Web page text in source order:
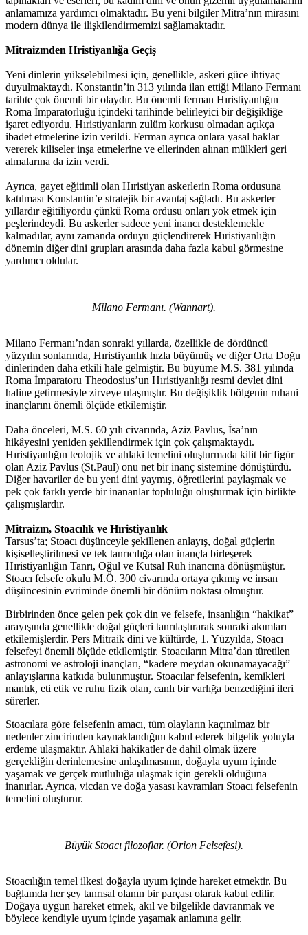
anlamamıza yardımcı olmaktadır. Bu yeni bilgiler Mitra’nın mirasını
modern dünya ile ilişkilendirmemizi sağlamaktadır.
Mitraizmden Hristiyanlığa Geçiş
Yeni dinlerin yükselebilmesi için, genellikle, askeri güce ihtiyaç
duyulmaktaydı. Konstantin’in 313 yılında ilan ettiği Milano Fermanı
tarihte çok önemli bir olaydır. Bu önemli ferman Hıristiyanlığın
Roma İmparatorluğu içindeki tarihinde belirleyici bir değişikliğe
işaret ediyordu. Hıristiyanların zulüm korkusu olmadan açıkça
ibadet etmelerine izin verildi. Ferman ayrıca onlara yasal haklar
vererek kiliseler inşa etmelerine ve ellerinden alınan mülkleri geri
almalarına da izin verdi.
Ayrıca, gayet eğitimli olan Hıristiyan askerlerin Roma ordusuna
katılması Konstantin’e stratejik bir avantaj sağladı. Bu askerler
yıllardır eğitiliyordu çünkü Roma ordusu onları yok etmek için
peşlerindeydi. Bu askerler sadece yeni inancı desteklemekle
kalmadılar, aynı zamanda orduyu güçlendirerek Hıristiyanlığın
dönemin diğer dini grupları arasında daha fazla kabul görmesine
yardımcı oldular.
Milano Fermanı. (Wannart).
Milano Fermanı’ndan sonraki yıllarda, özellikle de dördüncü
yüzyılın sonlarında, Hıristiyanlık hızla büyümüş ve diğer Orta Doğu
dinlerinden daha etkili hale gelmiştir. Bu büyüme M.S. 381 yılında
Roma İmparatoru Theodosius’un Hıristiyanlığı resmi devlet dini
haline getirmesiyle zirveye ulaşmıştır. Bu değişiklik bölgenin ruhani
inançlarını önemli ölçüde etkilemiştir.
Daha önceleri, M.S. 60 yılı civarında, Aziz Pavlus, İsa’nın
hikâyesini yeniden şekillendirmek için çok çalışmaktaydı.
Hıristiyanlığın teolojik ve ahlaki temelini oluşturmada kilit bir figür
olan Aziz Pavlus (St.Paul) onu net bir inanç sistemine dönüştürdü.
Diğer havariler de bu yeni dini yaymış, öğretilerini paylaşmak ve
pek çok farklı yerde bir inananlar topluluğu oluşturmak için birlikte
çalışmışlardır.
Mitraizm, Stoacılık ve Hıristiyanlık
Tarsus’ta; Stoacı düşünceyle şekillenen anlayış, doğal güçlerin
kişiselleştirilmesi ve tek tanrıcılığa olan inançla birleşerek
Hıristiyanlığın Tanrı, Oğul ve Kutsal Ruh inancına dönüşmüştür.
Stoacı felsefe okulu M.Ö. 300 civarında ortaya çıkmış ve insan
düşüncesinin evriminde önemli bir dönüm noktası olmuştur.
Birbirinden önce gelen pek çok din ve felsefe, insanlığın “hakikat”
arayışında genellikle doğal güçleri tanrılaştırarak sonraki akımları
etkilemişlerdir. Pers Mitraik dini ve kültürde, 1. Yüzyılda, Stoacı
felsefeyi önemli ölçüde etkilemiştir. Stoacıların Mitra’dan türetilen
astronomi ve astroloji inançları, “kadere meydan okunamayacağı”
anlayışlarına katkıda bulunmuştur. Stoacılar felsefenin, kemikleri
mantık, eti etik ve ruhu fizik olan, canlı bir varlığa benzediğini ileri
sürerler.
Stoacılara göre felsefenin amacı, tüm olayların kaçınılmaz bir
nedenler zincirinden kaynaklandığını kabul ederek bilgelik yoluyla
erdeme ulaşmaktır. Ahlaki hakikatler de dahil olmak üzere
gerçekliğin derinlemesine anlaşılmasının, doğayla uyum içinde
yaşamak ve gerçek mutluluğa ulaşmak için gerekli olduğuna
inanırlar. Ayrıca, vicdan ve doğa yasası kavramları Stoacı felsefenin
temelini oluşturur.
Büyük Stoacı filozoflar. (Orion Felsefesi).
Stoacılığın temel ilkesi doğayla uyum içinde hareket etmektir. Bu
bağlamda her şey tanrısal olanın bir parçası olarak kabul edilir.
Doğaya uygun hareket etmek, akıl ve bilgelikle davranmak ve
böylece kendiyle uyum içinde yaşamak anlamına gelir.